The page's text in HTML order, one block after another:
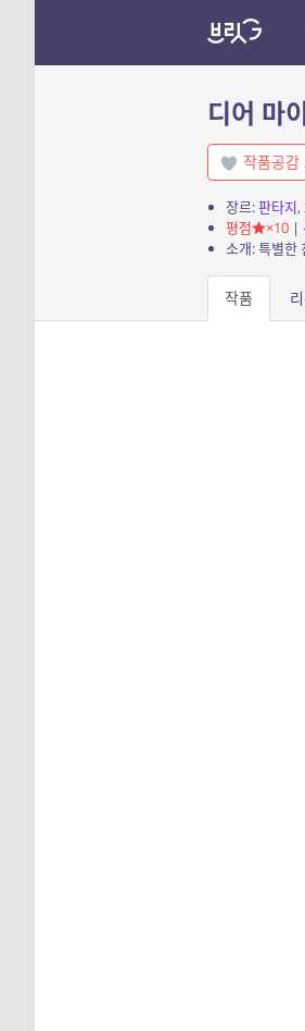
디어 마
작품공감
장르:판타지,
평점
×10|
소개: 특별한
작품